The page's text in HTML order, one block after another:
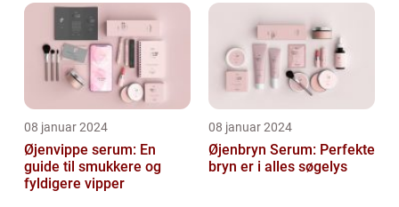
08 januar 2024
Øjenvippe serum: En
guide til smukkere og
fyldigere vipper
08 januar 2024
Øjenbryn Serum: Perfekte
bryn er i alles søgelys